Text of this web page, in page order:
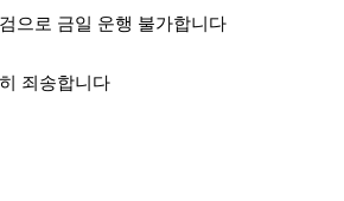
으로 금일 운행 불가합니다
죄송합니다